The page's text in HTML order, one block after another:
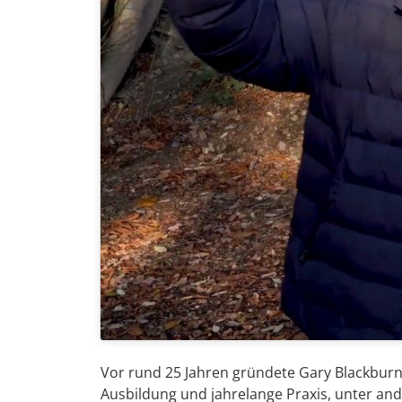
Vor rund 25 Jahren gründete Gary
Ausbildung und jahrelange Praxis, unter